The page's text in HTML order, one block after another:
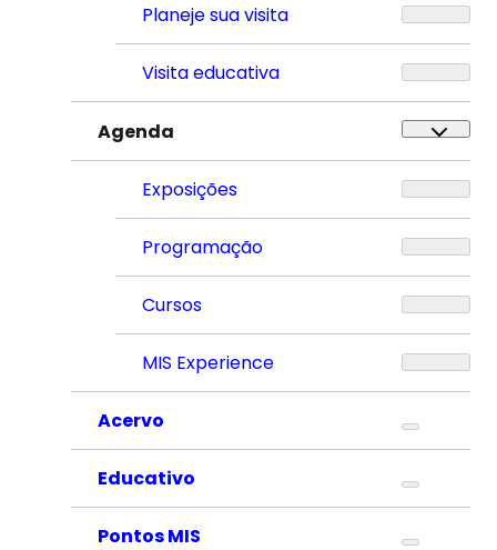
Planeje sua visita
Visita educativa
Agenda
Exposições
Programação
Cursos
MIS Experience
Acervo
Educativo
Pontos MIS